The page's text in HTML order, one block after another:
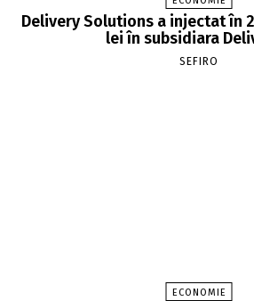
Delivery Solutions a injectat în
lei în subsidiara
SEFIRO
ECONOMIE